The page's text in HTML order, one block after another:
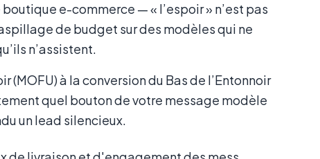
e-commerce — « l’espoir » n’est pas
de budget sur des modèles qui ne
n’assistent.
(MOFU) à la conversion du Bas de l’Entonnoir
quel bouton de votre message modèle
un lead silencieux.